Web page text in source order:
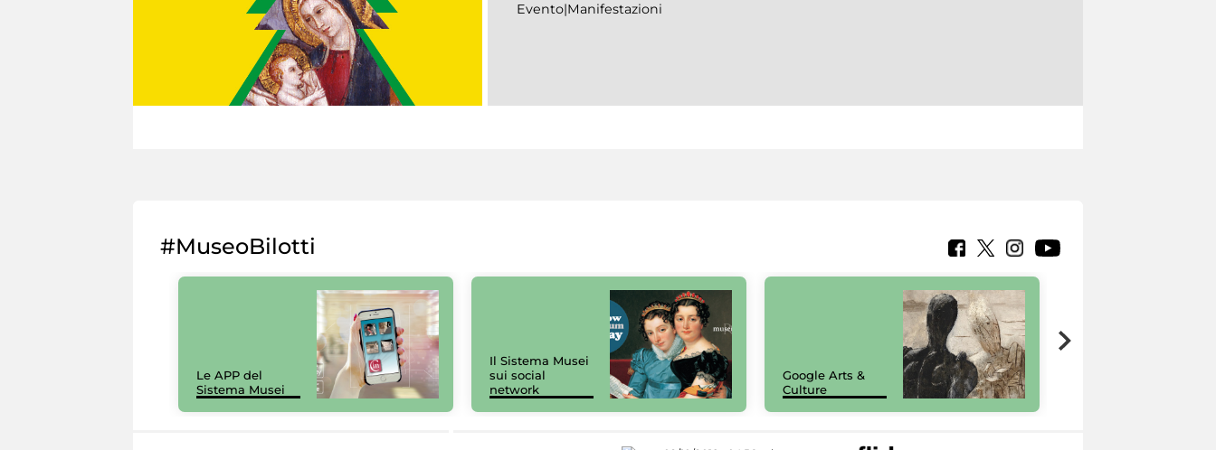
Evento|Manifestazioni
#MuseoBilotti
Le APP del
Sistema Musei
Il Sistema Musei
sui social
network
Google Arts &
Culture